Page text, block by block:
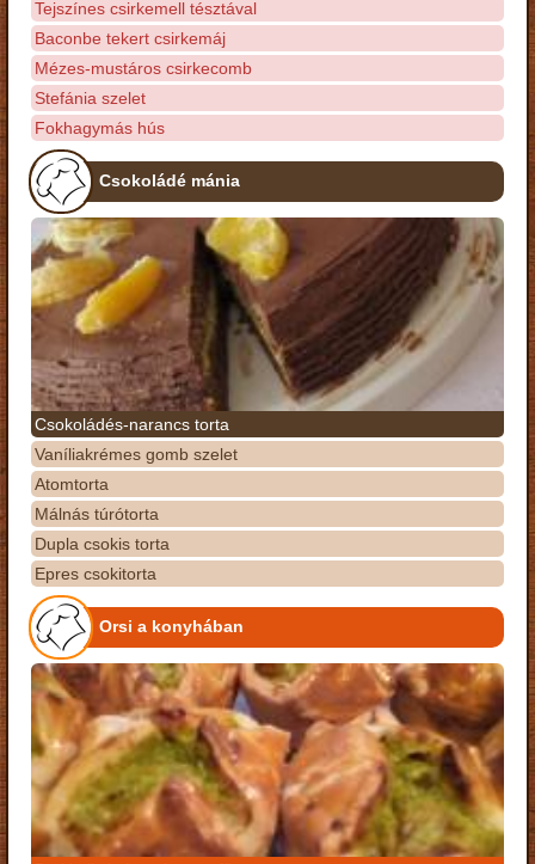
Tejszínes csirkemell tésztával
Baconbe tekert csirkemáj
Mézes-mustáros csirkecomb
Stefánia szelet
Fokhagymás hús
Csokoládé mánia
Csokoládés-narancs torta
Vaníliakrémes gomb szelet
Atomtorta
Málnás túrótorta
Dupla csokis torta
Epres csokitorta
Orsi a konyhában